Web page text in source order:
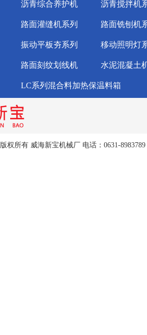
沥青综合养护机 沥青搅拌机
路面灌缝机系列 路面铣刨机
振动平板夯系列 移动照明灯
路面刻纹划线机 水泥混凝土
LC系列混合料加热保温料箱
版权所有 威海新宝机械厂 电话：0631-